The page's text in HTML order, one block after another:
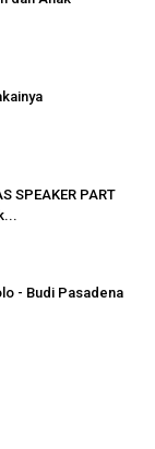
SPEAKER PART
- Budi Pasadena